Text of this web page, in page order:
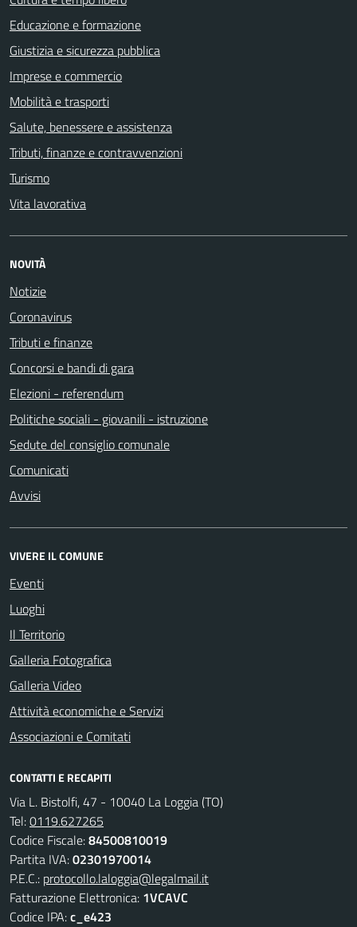
Educazione e formazione
Giustizia e sicurezza pubblica
Imprese e commercio
Mobilità e trasporti
Salute, benessere e assistenza
Tributi, finanze e contravvenzioni
Turismo
Vita lavorativa
NOVITÀ
Notizie
Coronavirus
Tributi e finanze
Concorsi e bandi di gara
Elezioni - referendum
Politiche sociali - giovanili - istruzione
Sedute del consiglio comunale
Comunicati
Avvisi
VIVERE IL COMUNE
Eventi
Luoghi
Il Territorio
Galleria Fotografica
Galleria Video
Attività economiche e Servizi
Associazioni e Comitati
CONTATTI E RECAPITI
Via L. Bistolfi, 47 - 10040 La Loggia (TO)
Tel:0119.627265
Codice Fiscale:84500810019
Partita IVA:02301970014
P.E.C.: protocollo.laloggia@legalmail.it
Fatturazione Elettronica: 1VCAVC
Codice IPA:c_e423